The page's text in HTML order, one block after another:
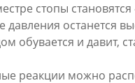
стопы
давления останется
обувается и давит,
реакции можно